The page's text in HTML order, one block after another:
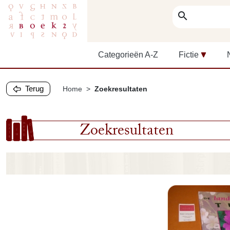
search
Categorieën A-Z Fictie
Terug Home Zoekresultaten
Zoekresultaten